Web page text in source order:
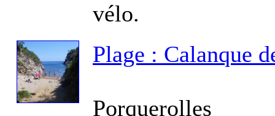
vélo.
Plage : Calanque
Porquerolles